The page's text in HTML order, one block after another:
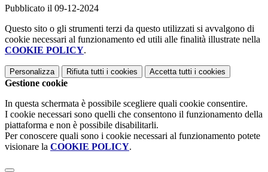
Pubblicato il 09-12-2024
Questo sito o gli strumenti terzi da questo utilizzati si avvalgono di
cookie necessari al funzionamento ed utili alle finalità illustrate nella
COOKIE POLICY.
Personalizza Rifiuta tutti i cookies Accetta tutti i cookies
Gestione cookie
In questa schermata è possibile scegliere quali cookie consentire.
I cookie necessari sono quelli che consentono il funzionamento della
piattaforma e non è possibile disabilitarli.
Per conoscere quali sono i cookie necessari al funzionamento potete
visionare la COOKIE POLICY.